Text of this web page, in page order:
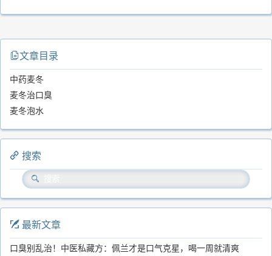
文章目录
中药麦冬
麦冬治口臭
麦冬泡水
搜索
最新文章
口臭别乱治！中医私藏方：佩兰才是口气克星，喝一周就清爽